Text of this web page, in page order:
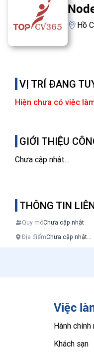
Hồ
VỊ TRÍ ĐANG
Hiện chưa có việc
GIỚI THIỆU
Chưa cập nhật...
THÔNG TIN
Quy môChưa cập nhật
Địa điểmChưa cập nhật...
Việc
Hành chính
Khách sạn